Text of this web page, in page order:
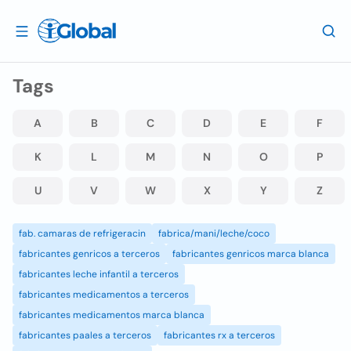
Tags
A B C D E F
K L M N O P
U V W X Y Z
fab. camaras de refrigeracin
fabrica/mani/leche/coco
fabricantes genricos a terceros
fabricantes genricos marca blanca
fabricantes leche infantil a terceros
fabricantes medicamentos a terceros
fabricantes medicamentos marca blanca
fabricantes paales a terceros
fabricantes rx a terceros